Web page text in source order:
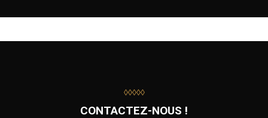
◊◊◊◊◊
CONTACTEZ-NOUS !